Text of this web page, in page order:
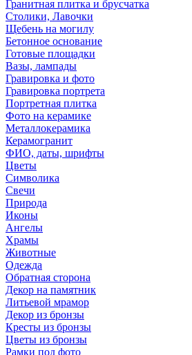
Гранитная плитка и брусчатка
Столики, Лавочки
Щебень на могилу
Бетонное основание
Готовые площадки
Вазы, лампады
Гравировка и фото
Гравировка портрета
Портретная плитка
Фото на керамике
Металлокерамика
Керамогранит
ФИО, даты, шрифты
Цветы
Символика
Свечи
Природа
Иконы
Ангелы
Храмы
Животные
Одежда
Обратная сторона
Декор на памятник
Литьевой мрамор
Декор из бронзы
Кресты из бронзы
Цветы из бронзы
Рамки под фото